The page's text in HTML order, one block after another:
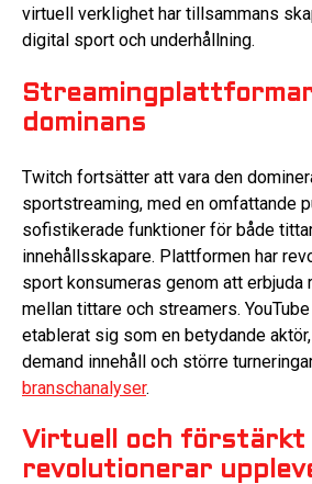
virtuell verklighet har tillsammans
digital sport och underhållning.
dominans
Twitch fortsätter att vara den
sportstreaming, med en omfattande
sofistikerade funktioner för både
innehållsskapare. Plattformen har
sport konsumeras genom att erbjuda
mellan tittare och streamers.
etablerat sig som en betydande
demand innehåll och större
branschanalyser.
Virtuell och förstärkt
revolutionerar